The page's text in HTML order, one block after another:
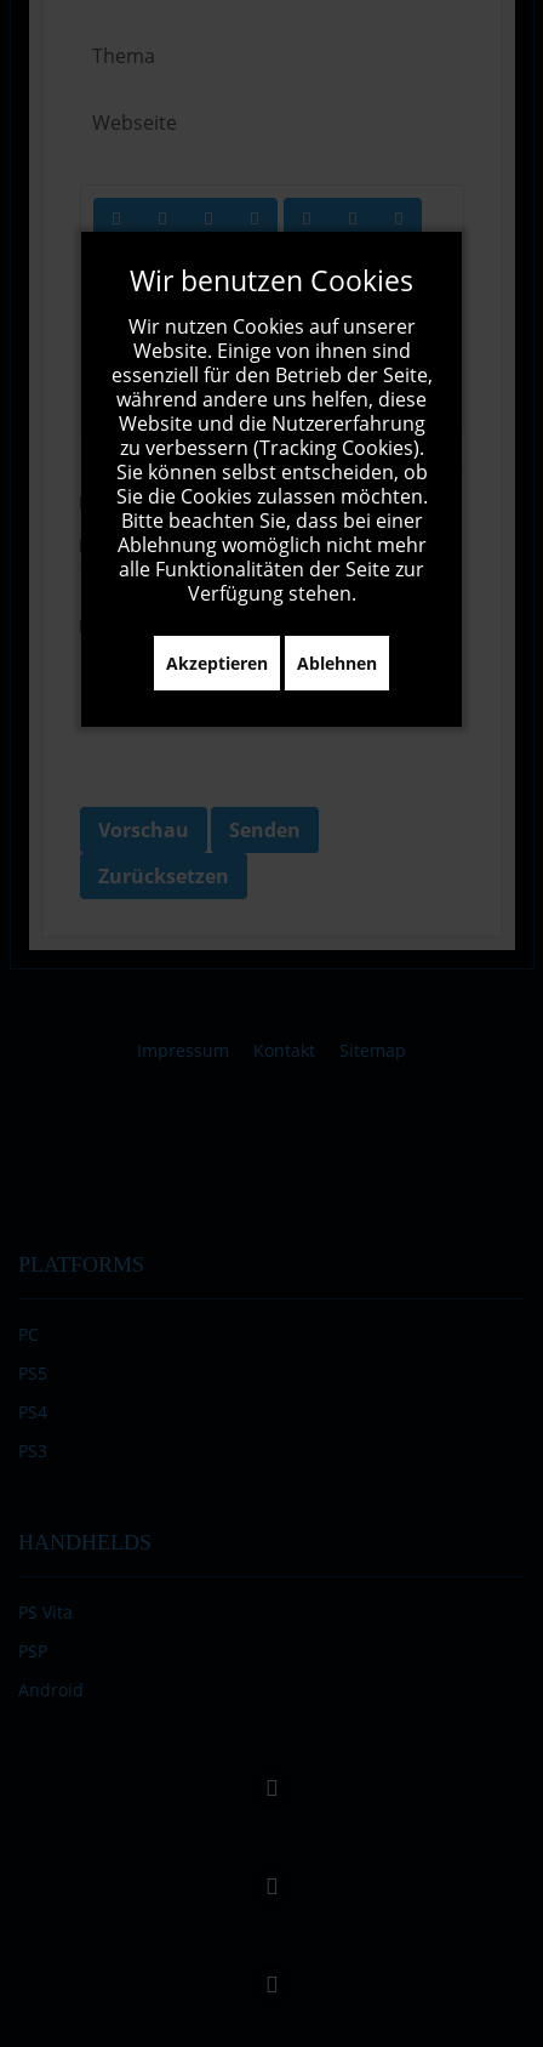
1000Zeichen übrig
Abonnieren
Ich stimme den Allgemeinen
Geschäftsbedingungen zu.
Vorschau
Senden
Zurücksetzen
Impressum Kontakt Sitemap
PLATFORMS
PC
PS5
PS4
PS3
HANDHELDS
PS Vita
PSP
Android
Wir benutzen Cookies
Wir nutzen Cookies auf unserer
Website. Einige von ihnen sind
essenziell für den Betrieb der Seite,
während andere uns helfen, diese
Website und die Nutzererfahrung
zu verbessern (Tracking Cookies).
Sie können selbst entscheiden, ob
Sie die Cookies zulassen möchten.
Bitte beachten Sie, dass bei einer
Ablehnung womöglich nicht mehr
alle Funktionalitäten der Seite zur
Verfügung stehen.
Akzeptieren Ablehnen